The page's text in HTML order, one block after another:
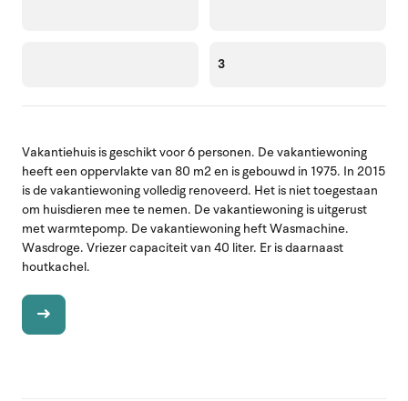
3
Vakantiehuis is geschikt voor 6 personen. De vakantiewoning
heeft een oppervlakte van 80 m2 en is gebouwd in 1975. In 2015
is de vakantiewoning volledig renoveerd. Het is niet toegestaan
om huisdieren mee te nemen. De vakantiewoning is uitgerust
met warmtepomp. De vakantiewoning heft Wasmachine.
Wasdroge. Vriezer capaciteit van 40 liter. Er is daarnaast
houtkachel.